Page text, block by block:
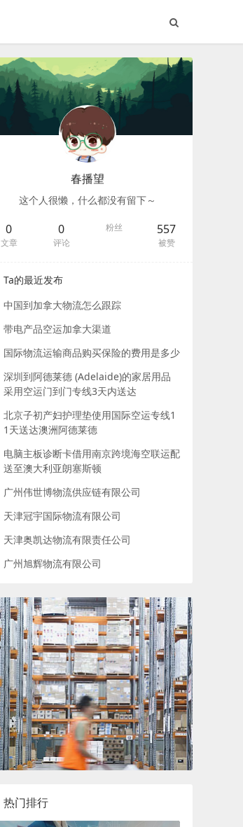
春播望
这个人很懒，什么都没有留下～
0
文章
0
评论
粉丝 557
被赞
Ta的最近发布
中国到加拿大物流怎么跟踪
带电产品空运加拿大渠道
国际物流运输商品购买保险的费用是多少
深圳到阿德莱德 (Adelaide)的家居用品
采用空运门到门专线3天内送达
北京子初产妇护理垫使用国际空运专线1
1天送达澳洲阿德莱德
电脑主板诊断卡借用南京跨境海空联运配
送至澳大利亚朗塞斯顿
广州伟世博物流供应链有限公司
天津冠宇国际物流有限公司
天津奥凯达物流有限责任公司
广州旭辉物流有限公司
热门排行